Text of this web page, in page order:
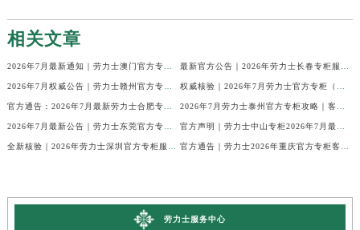
相关文章
2026年7月最新通知｜劳力士澳门官方专柜客户热线与专柜信息全公开 最新官方公告｜2026年劳力士长春专柜服务信息整合，客服热线7月已更新
2026年7月权威公告｜劳力士赣州官方专柜客户服务电话核验 权威核验｜2026年7月劳力士官方专柜（无锡）客户服务热线及服务信息
官方通告：2026年7月最新劳力士合肥专柜客服电话与信息 2026年7月劳力士泰州官方专柜攻略｜客服热线+门店信息，建议收藏
2026年7月最新公告｜劳力士东莞官方专柜服务热线，客户核验全攻略 官方声明｜劳力士中山专柜2026年7月最新客户服务信息及热线公示
全新核验｜2026年劳力士深圳官方专柜服务热线（7月最新）门店速查 官方通告｜劳力士2026年重庆官方专柜客户服务电话更新（7月最新专柜名录）
劳力士服务中心